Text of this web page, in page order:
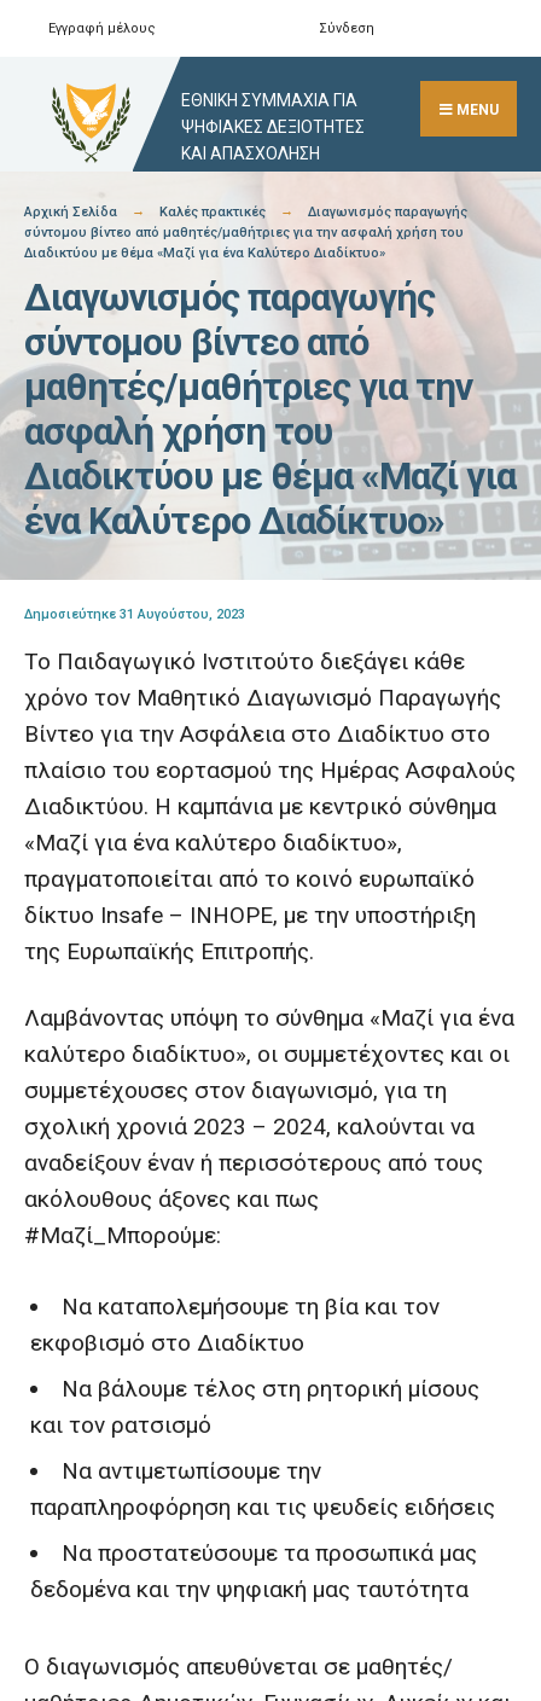
Skip
content
Εγγραφή μέλους Σύνδεση
ΕΘΝΙΚΗ ΣΥΜΜΑΧΙΑ ΓΙΑ
ΨΗΦΙΑΚΕΣ ΔΕΞΙΟΤΗΤΕΣ
ΚΑΙ ΑΠΑΣΧΟΛΗΣΗ
MENU
Αρχική Σελίδα Καλές πρακτικές
Διαγωνισμός παραγωγής
σύντομου βίντεο από μαθητές/μαθήτριες για την ασφαλή χρήση του
Διαδικτύου με θέμα «Μαζί για ένα Καλύτερο Διαδίκτυο»
Διαγωνισμός παραγωγής
σύντομου βίντεο από
μαθητές/μαθήτριες για την
ασφαλή χρήση του
Διαδικτύου με θέμα «Μαζί για
ένα Καλύτερο Διαδίκτυο»
Δημοσιεύτηκε 31 Αυγούστου, 2023
Το Παιδαγωγικό Ινστιτούτο διεξάγει κάθε
χρόνο τον Μαθητικό Διαγωνισμό Παραγωγής
Βίντεο για την Ασφάλεια στο Διαδίκτυο στο
πλαίσιο του εορτασμού της Ημέρας Ασφαλούς
Διαδικτύου. Η καμπάνια με κεντρικό σύνθημα
«Μαζί για ένα καλύτερο διαδίκτυο»,
πραγματοποιείται από το κοινό ευρωπαϊκό
δίκτυο Insafe – INHOPE, με την υποστήριξη
της Ευρωπαϊκής Επιτροπής.
Λαμβάνοντας υπόψη το σύνθημα «Μαζί για ένα
καλύτερο διαδίκτυο», οι συμμετέχοντες και οι
συμμετέχουσες στον διαγωνισμό, για τη
σχολική χρονιά 2023 – 2024, καλούνται να
αναδείξουν έναν ή περισσότερους από τους
ακόλουθους άξονες και πως
#Μαζί_Μπορούμε:
Να καταπολεμήσουμε τη βία και τον
εκφοβισμό στο Διαδίκτυο
Να βάλουμε τέλος στη ρητορική μίσους
και τον ρατσισμό
Να αντιμετωπίσουμε την
παραπληροφόρηση και τις ψευδείς ειδήσεις
Να προστατεύσουμε τα προσωπικά μας
δεδομένα και την ψηφιακή μας ταυτότητα
Ο διαγωνισμός απευθύνεται σε μαθητές/
Search
Window
Αναζήτηση